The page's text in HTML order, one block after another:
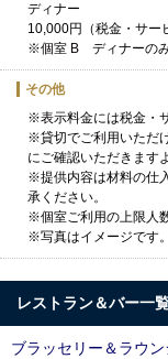
ディナー
10,000円（税金・サー
※個室 B ディナーの
その他
※表示料金には税金・
※貸切でご利用いただ
にご確認いただきます
※提供内容は材料の仕
承ください。
※個室ご利用の上限人
※写真はイメージです。
レストラン＆バー一
ブラッセリー＆ラウン